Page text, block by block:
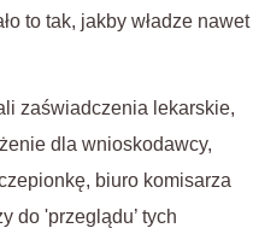
to tak, jakby władze nawet
zaświadczenia lekarskie,
dla wnioskodawcy,
biuro komisarza
do 'przeglądu’ tych